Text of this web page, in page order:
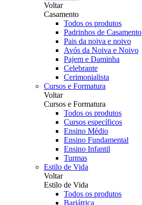
Voltar
Casamento
Todos os produtos
Padrinhos de Casamento
Pais da noiva e noivo
Avós da Noiva e Noivo
Pajem e Daminha
Celebrante
Cerimonialista
Cursos e Formatura
Voltar
Cursos e Formatura
Todos os produtos
Cursos específicos
Ensino Médio
Ensino Fundamental
Ensino Infantil
Turmas
Estilo de Vida
Voltar
Estilo de Vida
Todos os produtos
Bariátrica